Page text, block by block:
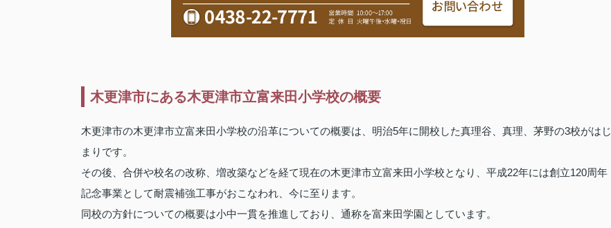
木更津市にある木更津市立富来田小学校の概要
木更津市の木更津市立富来田小学校の沿革についての概要は、明治5年に開校した真理谷、真理、茅野の3校がはじ
まりです。
その後、合併や校名の改称、増改築などを経て現在の木更津市立富来田小学校となり、平成22年には創立120周年
記念事業として耐震補強工事がおこなわれ、今に至ります。
同校の方針についての概要は小中一貫を推進しており、通称を富来田学園としています。